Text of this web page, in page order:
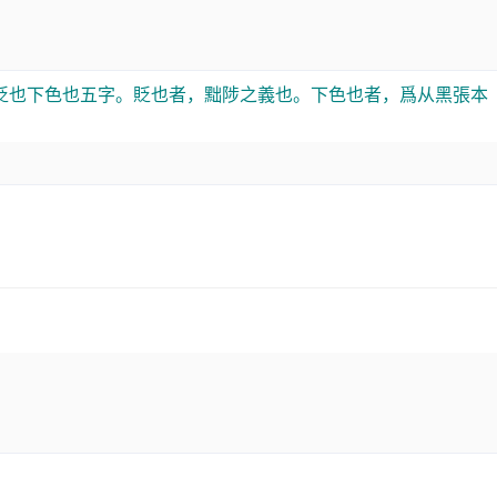
下色也五字。貶也者，黜陟之義也。下色也者，爲从黑張本